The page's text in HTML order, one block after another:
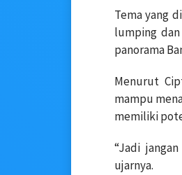
Tema yang
lumping
panorama
Menurut
mampu
memiliki
“Jadi
ujarnya.